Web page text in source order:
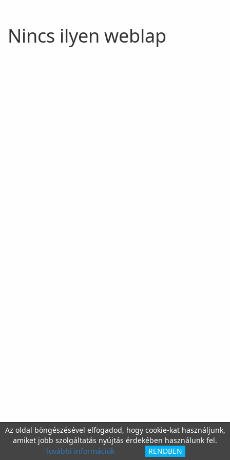
Nincs ilyen weblap
Az oldal böngészésével elfogadod, hogy cookie-kat használjunk,
amiket jobb szolgáltatás nyújtás érdekében használunk fel.
További információk
RENDBEN